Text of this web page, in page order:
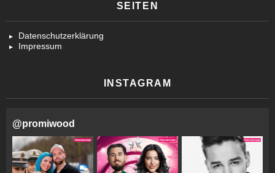
SEITEN
Datenschutzerklärung
Impressum
INSTAGRAM
@promiwood